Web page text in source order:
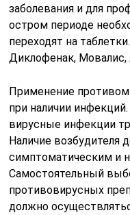
заболевания и для
остром периоде
переходят на
Диклофенак, Мовалис,
Применение
при наличии
вирусные инфекции
Наличие возбудителя
симптоматическим и
Самостоятельный
противовирусных
должно